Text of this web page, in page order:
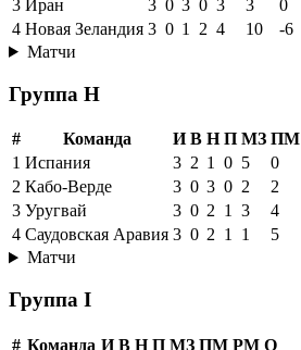
3 Иран 3 0 3 0 3 3 0
4 Новая Зеландия 3 0 1 2 4 10 -6
Матчи
Группа H
# Команда И В Н П МЗ ПМ
1 Испания 3 2 1 0 5 0
2 Кабо-Верде 3 0 3 0 2 2
3 Уругвай 3 0 2 1 3 4
4 Саудовская Аравия 3 0 2 1 1 5
Матчи
Группа I
# Команда И В Н П МЗ ПМ РМ О